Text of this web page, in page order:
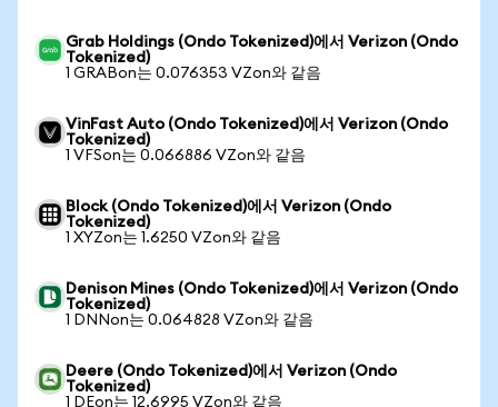
Grab Holdings (Ondo Tokenized)에서 Verizon (Ondo
Tokenized)
1 GRABon는 0.076353 VZon와 같음
VinFast Auto (Ondo Tokenized)에서 Verizon (Ondo
Tokenized)
1 VFSon는 0.066886 VZon와 같음
Block (Ondo Tokenized)에서 Verizon (Ondo
Tokenized)
1 XYZon는 1.6250 VZon와 같음
Denison Mines (Ondo Tokenized)에서 Verizon (Ondo
Tokenized)
1 DNNon는 0.064828 VZon와 같음
Deere (Ondo Tokenized)에서 Verizon (Ondo
Tokenized)
1 DEon는 12.6995 VZon와 같음